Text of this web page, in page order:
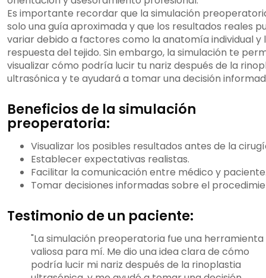
Es importante recordar que la simulación
solo una guía aproximada y que los resultados reales
variar debido a factores como la anatomía individual y
respuesta del tejido. Sin embargo, la simulación te
visualizar cómo podría lucir tu nariz después de la
ultrasónica y te ayudará a tomar una decisión
Beneficios de la simulación
preoperatoria:
Visualizar los posibles resultados antes de la
Establecer expectativas realistas.
Facilitar la comunicación entre médico y
Tomar decisiones informadas sobre el
Testimonio de un paciente:
"La simulación preoperatoria fue una herramienta
valiosa para mí. Me dio una idea clara de cómo
podría lucir mi nariz después de la rinoplastia